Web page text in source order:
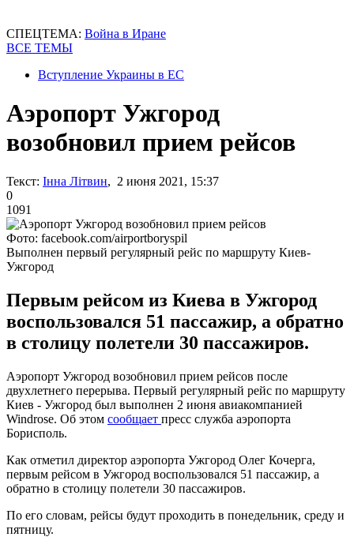
СПЕЦТЕМА: Война в Иране
ВСЕ ТЕМЫ
Вступление Украины в ЕС
Аэропорт Ужгород
возобновил прием рейсов
Текст: Інна Літвин, 2 июня 2021, 15:37
0
1091
Фото: facebook.com/airportboryspil
Выполнен первый регулярный рейс по маршруту Киев-
Ужгород
Первым рейсом из Киева в Ужгород
воспользовался 51 пассажир, а обратно
в столицу полетели 30 пассажиров.
Аэропорт Ужгород возобновил прием рейсов после
двухлетнего перерыва. Первый регулярный рейс по маршруту
Киев - Ужгород был выполнен 2 июня авиакомпанией
Windrose. Об этом сообщает пресс служба аэропорта
Борисполь.
Как отметил директор аэропорта Ужгород Олег Кочерга,
первым рейсом в Ужгород воспользовался 51 пассажир, а
обратно в столицу полетели 30 пассажиров.
По его словам, рейсы будут проходить в понедельник, среду и
пятницу.